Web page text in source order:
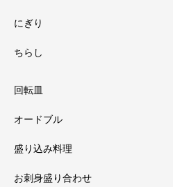
にぎり
ちらし
回転皿
オードブル
盛り込み料理
お刺身盛り合わせ